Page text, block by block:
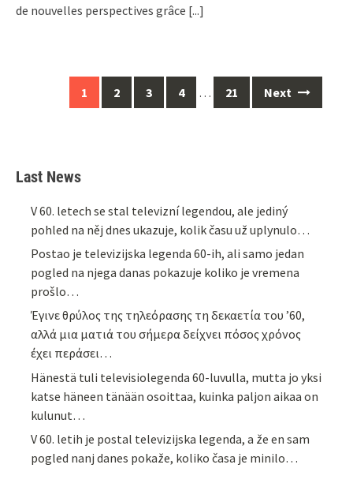
de nouvelles perspectives grâce [...]
navigation
1 2 3 4 … 21 Next
Last News
V 60. letech se stal televizní legendou, ale jediný
pohled na něj dnes ukazuje, kolik času už uplynulo…
Postao je televizijska legenda 60-ih, ali samo jedan
pogled na njega danas pokazuje koliko je vremena
prošlo…
Έγινε θρύλος της τηλεόρασης τη δεκαετία του ’60,
αλλά μια ματιά του σήμερα δείχνει πόσος χρόνος
έχει περάσει…
Hänestä tuli televisiolegenda 60-luvulla, mutta jo yksi
katse häneen tänään osoittaa, kuinka paljon aikaa on
kulunut…
V 60. letih je postal televizijska legenda, a že en sam
pogled nanj danes pokaže, koliko časa je minilo…